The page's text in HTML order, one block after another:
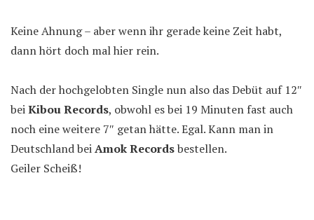
Keine Ahnung – aber wenn ihr gerade keine Zeit habt,
dann hört doch mal hier rein.
Nach der hochgelobten Single nun also das Debüt auf 12″
beiKibou Records, obwohl es bei 19 Minuten fast auch
noch eine weitere 7″ getan hätte. Egal. Kann man in
Deutschland beiAmok Recordsbestellen.
Geiler Scheiß!